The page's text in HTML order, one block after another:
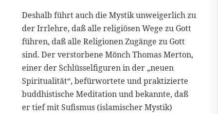
Deshalb führt auch die Mystik unweigerlich zu
der Irrlehre, daß alle religiösen Wege zu Gott
führen, daß alle Religionen Zugänge zu Gott
sind. Der verstorbene Mönch Thomas Merton,
einer der Schlüsselfiguren in der „neuen
Spiritualität“, befürwortete und praktizierte
buddhistische Meditation und bekannte, daß
er tief mit Sufismus (islamischer Mystik)